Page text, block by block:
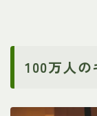
100万人